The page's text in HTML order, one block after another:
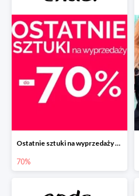
Ostatnie sztuki na wyprzedaży w Endo do -70%
70%